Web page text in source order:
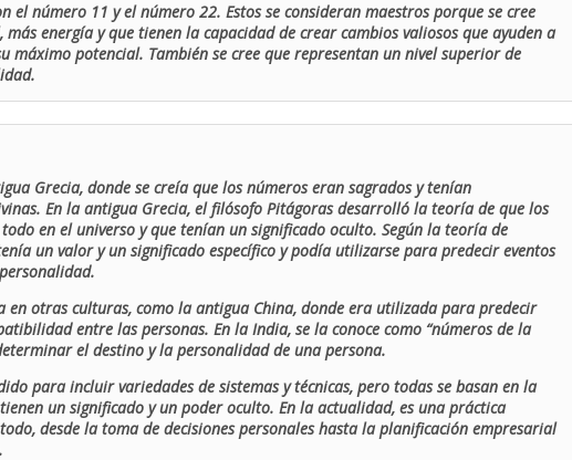
el número 11 y el número 22. Estos se consideran maestros porque se cree
energía y que tienen la capacidad de crear cambios valiosos que ayuden a
máximo potencial. También se cree que representan un nivel superior de
Grecia, donde se creía que los números eran sagrados y tenían
En la antigua Grecia, el filósofo Pitágoras desarrolló la teoría de que los
en el universo y que tenían un significado oculto. Según la teoría de
un valor y un significado específico y podía utilizarse para predecir eventos
en otras culturas, como la antigua China, donde era utilizada para predecir
entre las personas. En la India, se la conoce como “números de la
el destino y la personalidad de una persona.
para incluir variedades de sistemas y técnicas, pero todas se basan en la
un significado y un poder oculto. En la actualidad, es una práctica
desde la toma de decisiones personales hasta la planificación empresarial